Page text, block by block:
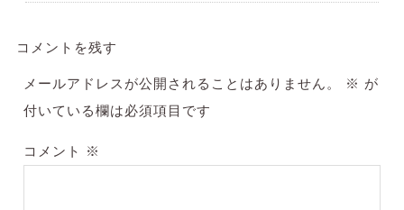
コメントを残す
メールアドレスが公開されることはありません。 ※ が
付いている欄は必須項目です
コメント ※